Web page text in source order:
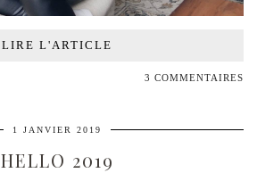
LIRE L'ARTICLE
3 COMMENTAIRES
1 JANVIER 2019
HELLO 2019